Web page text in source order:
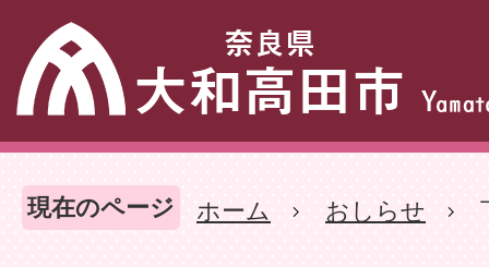
現在のページ ホーム おしらせ